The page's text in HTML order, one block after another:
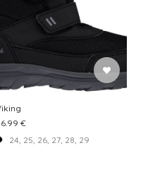
€
24, 25, 26, 27, 28, 29